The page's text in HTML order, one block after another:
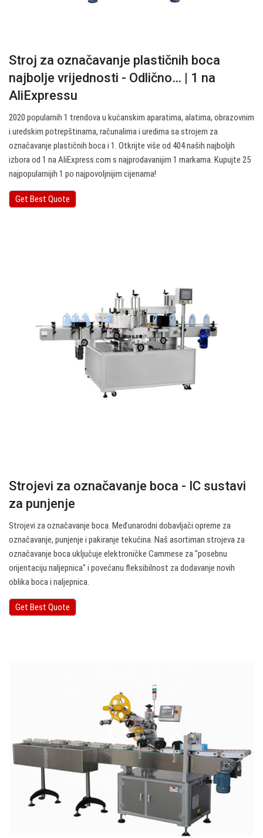
Stroj za označavanje plastičnih boca
najbolje vrijednosti - Odlično… | 1 na
AliExpressu
2020 popularnih 1 trendova u kućanskim aparatima, alatima, obrazovnim
i uredskim potrepštinama, računalima i uredima sa strojem za
označavanje plastičnih boca i 1. Otkrijte više od 404 naših najboljih
izbora od 1 na AliExpress.com s najprodavanijim 1 markama. Kupujte 25
najpopularnijih 1 po najpovoljnijim cijenama!
Get Best Quote
Strojevi za označavanje boca - IC sustavi
za punjenje
Strojevi za označavanje boca. Međunarodni dobavljači opreme za
označavanje, punjenje i pakiranje tekućina. Naš asortiman strojeva za
označavanje boca uključuje elektroničke Cammese za "posebnu
orijentaciju naljepnica" i povećanu fleksibilnost za dodavanje novih
oblika boca i naljepnica.
Get Best Quote